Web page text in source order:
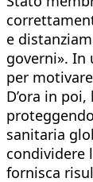
e
governi». In
per
D’ora in
sanitaria
condividere
fornisca